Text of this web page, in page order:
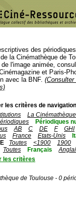
des
la Cinémathèque de
l'image animée,
et Paris-
avec la BNF.
les critères de
La
Périodiques
AB C DE F
GHI
France Etats-Unis
Toutes <1900
1900
Toutes Français
les critères
de Toulouse - 0